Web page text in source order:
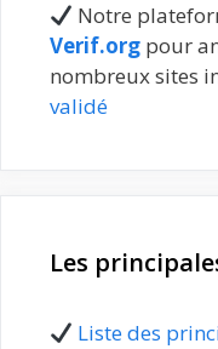
Notre
Verif.org pour
nombreux sites
validé
Les
Liste des